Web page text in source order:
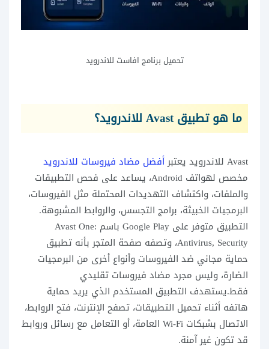
تحميل برنامج افاست للاندرويد
ما هو تطبيق Avast للاندرويد؟
Avast للاندرويد يعتبر
أفضل مضاد فيروسات للاندرويد
مخصص لهواتف Android، يساعد على فحص التطبيقات
والملفات، واكتشاف التهديدات المحتملة مثل الفيروسات،
البرمجيات الخبيثة، برامج التجسس، والروابط المشبوهة.
التطبيق متوفر على Google Play باسم Avast One:
Antivirus, Security، وتصفه صفحة المتجر بأنه تطبيق
حماية مجاني ضد الفيروسات وأنواع أخرى من البرمجيات
الضارة، وليس مجرد مضاد فيروسات تقليدي
فقط.يستهدف التطبيق المستخدم الذي يريد حماية
هاتفه أثناء تحميل التطبيقات، تصفح الإنترنت، فتح الروابط،
الاتصال بشبكات Wi-Fi العامة، أو التعامل مع رسائل وروابط
قد تكون غير آمنة.